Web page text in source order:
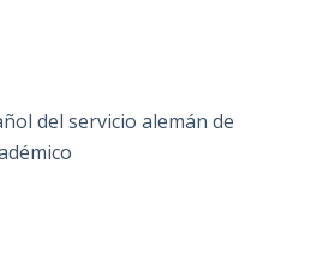
del servicio alemán de